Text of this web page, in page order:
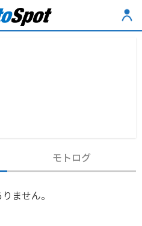
モトログ
ません。